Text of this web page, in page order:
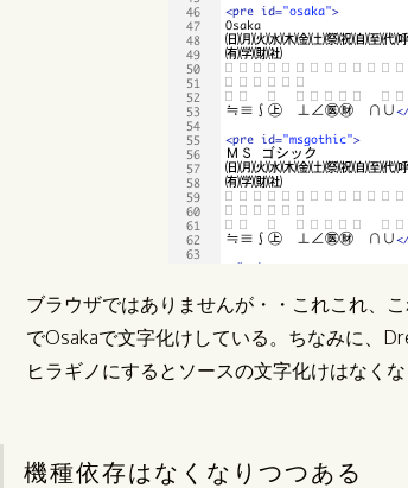
ブラウザではありませんが・・これこれ、
でOsakaで文字化けしている。ちなみに、
ヒラギノにするとソースの文字化けはなく
機種依存はなくなりつつある